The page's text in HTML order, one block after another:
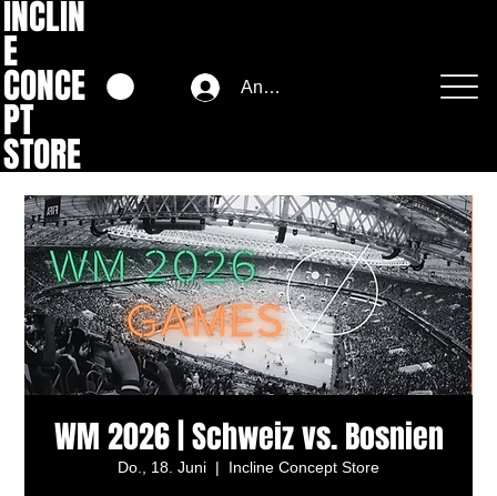
INCLIN
E
CONCE
PT
STORE
Anmelden
WM 2026 | Schweiz vs. Bosnien
Do., 18. Juni
  |
Incline Concept Store